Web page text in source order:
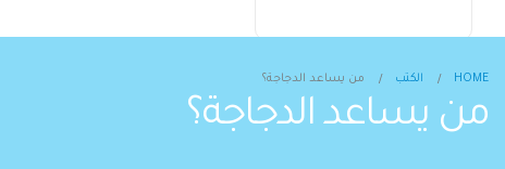
HOME الكتب من يساعد الدجاجة؟
من يساعد الدجاجة؟